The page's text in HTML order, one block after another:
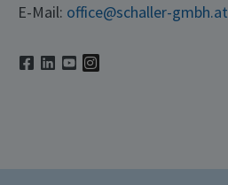
E-Mail: office@schaller-gmbh.at